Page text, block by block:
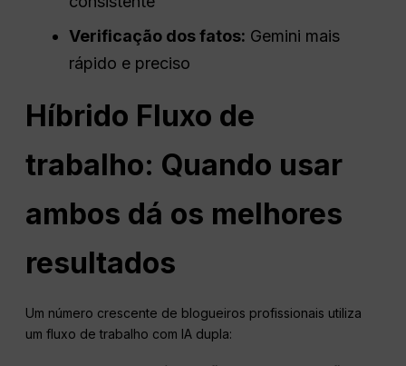
Verificação dos fatos: Gemini mais
rápido e preciso
Híbrido Fluxo de
trabalho: Quando usar
ambos dá os melhores
resultados
Um número crescente de blogueiros profissionais utiliza
um fluxo de trabalho com IA dupla: